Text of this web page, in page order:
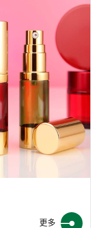
更多
日文